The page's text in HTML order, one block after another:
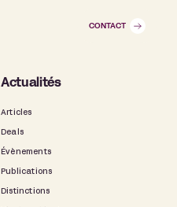
CONTACT
Actualités
Articles
Deals
Évènements
Publications
Distinctions